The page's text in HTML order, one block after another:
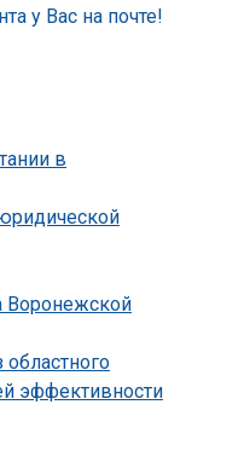
в
Воронежской
эффективности